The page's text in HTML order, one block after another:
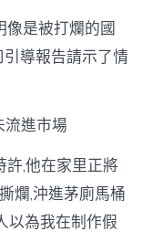
像是被打爛的國
導報告請示了情
流進市場
許,他在家里正將
爛,沖進茅廁馬桶
以為我在制作假